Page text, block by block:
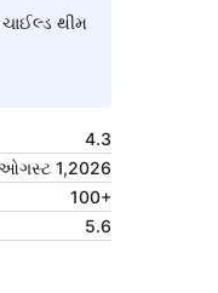
થીમ
4.3
1,2026
100+
5.6